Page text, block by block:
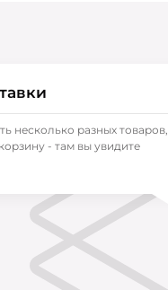
несколько разных товаров,
- там вы увидите